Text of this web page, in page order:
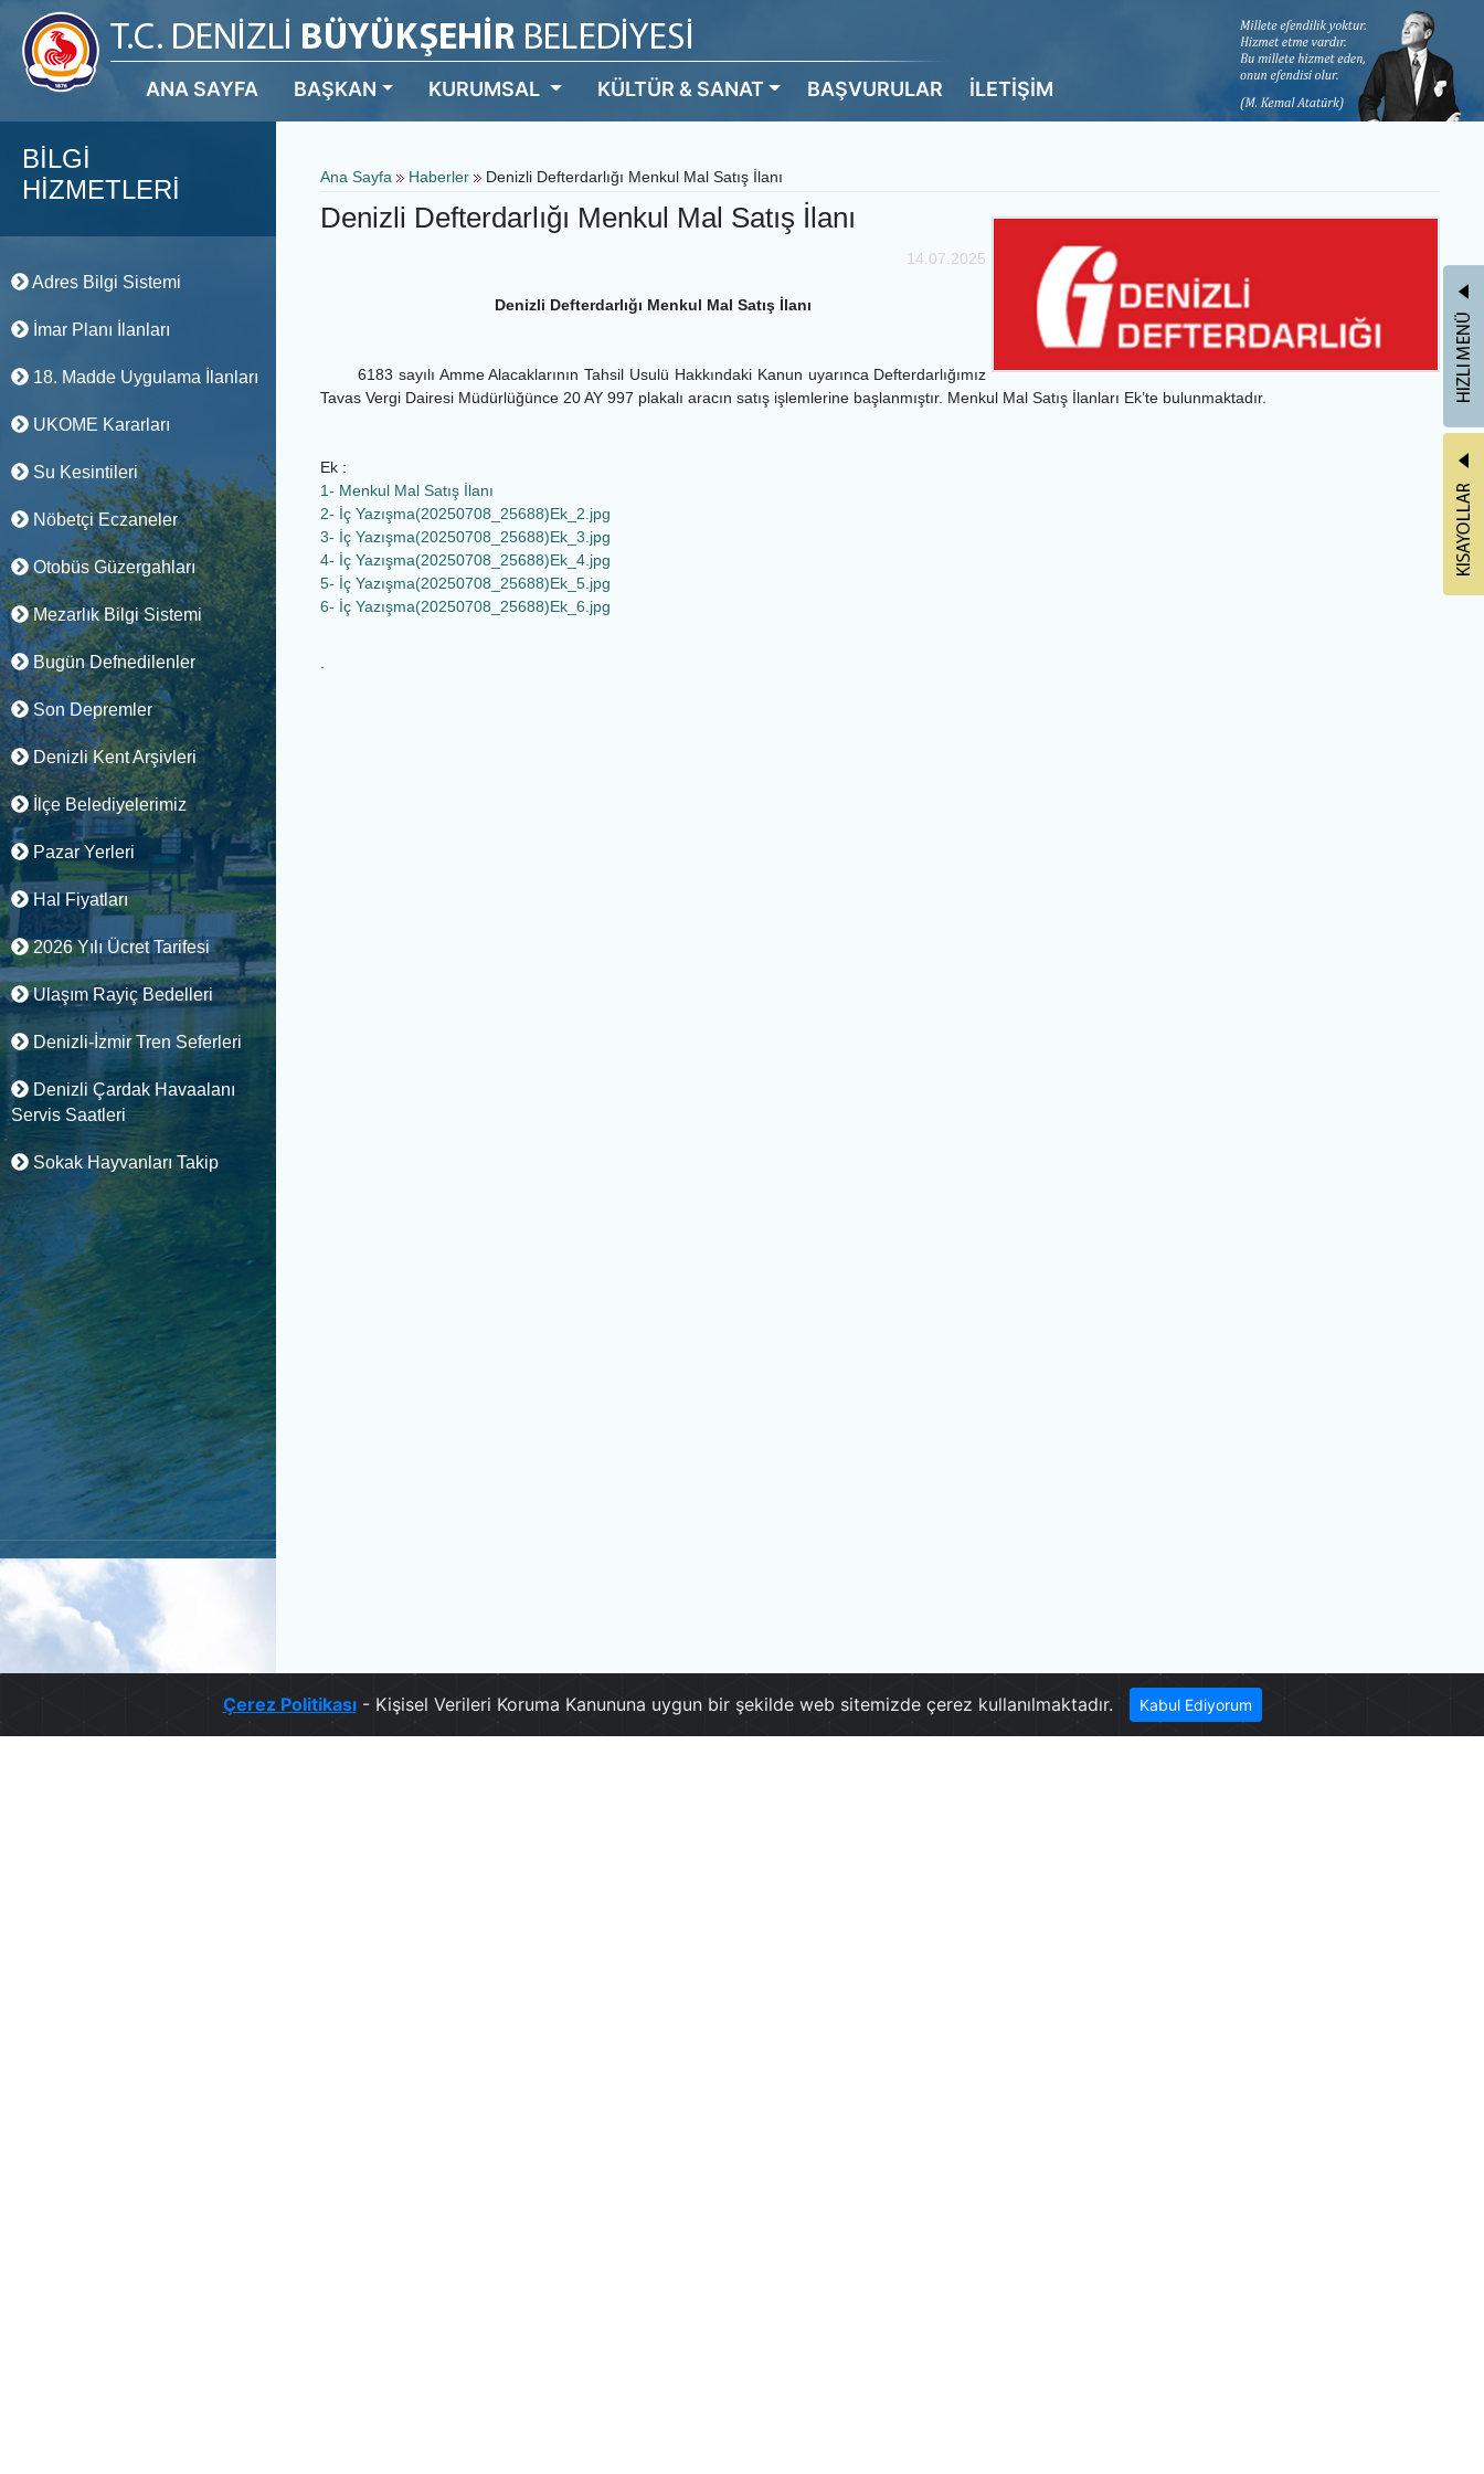
ANA SAYFA BAŞKAN KURUMSAL KÜLTÜR & SANAT BAŞVURULAR İLETİŞİM
BİLGİ
HİZMETLERİ
Adres Bilgi Sistemi
İmar Planı İlanları
18. Madde Uygulama İlanları
UKOME Kararları
Su Kesintileri
Nöbetçi Eczaneler
Otobüs Güzergahları
Mezarlık Bilgi Sistemi
Bugün Defnedilenler
Son Depremler
Denizli Kent Arşivleri
İlçe Belediyelerimiz
Pazar Yerleri
Hal Fiyatları
2026 Yılı Ücret Tarifesi
Ulaşım Rayiç Bedelleri
Denizli-İzmir Tren Seferleri
Denizli Çardak Havaalanı
Servis Saatleri
Sokak Hayvanları Takip
Ana Sayfa Haberler Denizli Defterdarlığı Menkul Mal Satış İlanı
Denizli Defterdarlığı Menkul Mal Satış İlanı
14.07.2025
Denizli Defterdarlığı Menkul Mal Satış İlanı
6183 sayılı Amme Alacaklarının Tahsil Usulü Hakkındaki Kanun uyarınca Defterdarlığımız
Tavas Vergi Dairesi Müdürlüğünce 20 AY 997 plakalı aracın satış işlemlerine başlanmıştır. Menkul Mal Satış İlanları Ek’te bulunmaktadır.
Ek :
1- Menkul Mal Satış İlanı
2- İç Yazışma(20250708_25688)Ek_2.jpg
3- İç Yazışma(20250708_25688)Ek_3.jpg
4- İç Yazışma(20250708_25688)Ek_4.jpg
5- İç Yazışma(20250708_25688)Ek_5.jpg
6- İç Yazışma(20250708_25688)Ek_6.jpg
Çerez Politikası- Kişisel Verileri Koruma Kanununa uygun bir şekilde web sitemizde çerez kullanılmaktadır. Kabul Ediyorum